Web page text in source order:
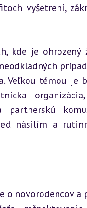
vyšetrení,
kde je ohrozený
Veľkou témou je
partnerskú
násilím a
novorodencov a